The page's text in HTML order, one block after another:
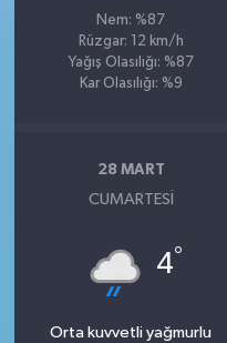
Nem: %87
Rüzgar: 12 km/h
Yağış Olasılığı: %87
Kar Olasılığı: %9
28 MART
CUMARTESI
4°
Orta kuvvetli yağmurlu